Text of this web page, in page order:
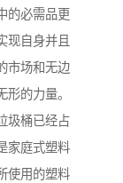
的必需品更
现自身并且
市场和无边
的力量。
圾桶已经占
家庭式塑料
使用的塑料